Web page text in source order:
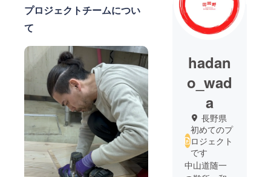
プロジェクトチームについ
て
hadan
o_wad
a
長野県
初めてのプ
ロジェクト
です
中山道随一